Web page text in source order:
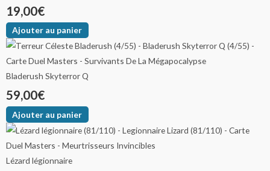
19,00€
Ajouter au panier
Bladerush Skyterror Q
59,00€
Ajouter au panier
Lézard légionnaire